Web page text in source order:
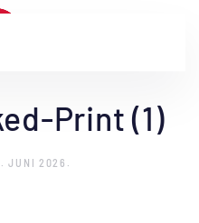
Print (1)
JUNI 2026 .